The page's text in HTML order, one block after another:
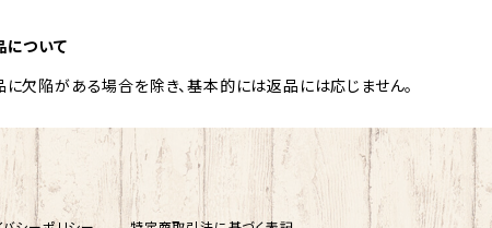
について
に欠陥がある場合を除き、基本的には返品には応じません。